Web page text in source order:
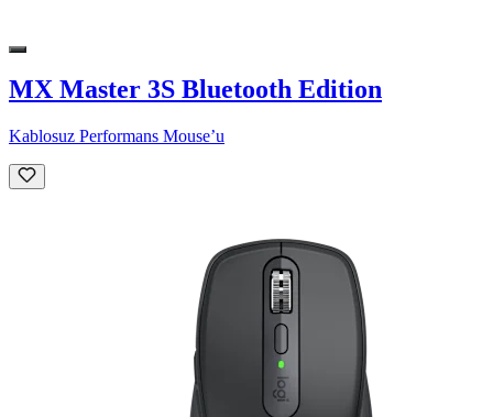
MX Master 3S Bluetooth Edition
Kablosuz Performans Mouse’u